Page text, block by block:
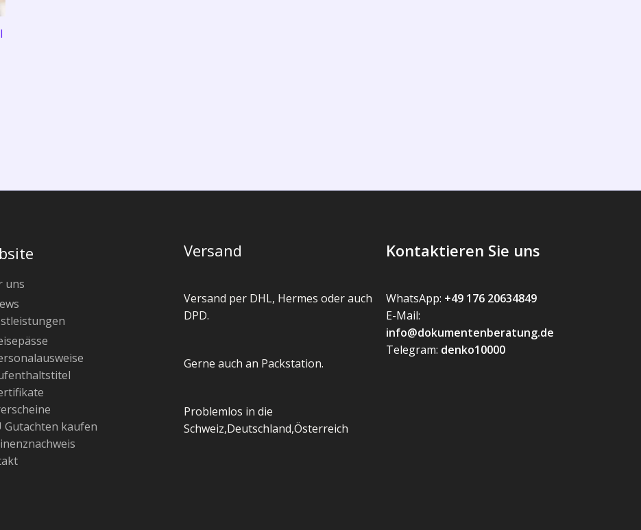
uns
Gutachten kaufen
Versand
Versand per DHL, Hermes oder auch
DPD.
Gerne auch an Packstation.
Problemlos in die
Schweiz,Deutschland,Österreich
Kontaktieren Sie uns
WhatsApp: +49 176 20634849
E-Mail:
info@dokumentenberatung.de
Telegram: denko10000